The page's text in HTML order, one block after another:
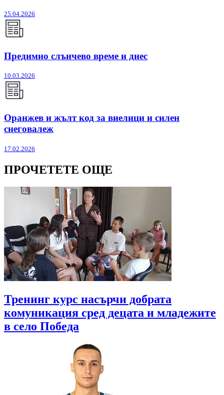
25.04.2026
Предимно слънчево време и днес
10.03.2026
Оранжев и жълт код за виелици и силен
снеговалеж
17.02.2026
ПРОЧЕТЕТЕ ОЩЕ
Тренинг курс насърчи добрата
комуникация сред децата и младежите
в село Победа